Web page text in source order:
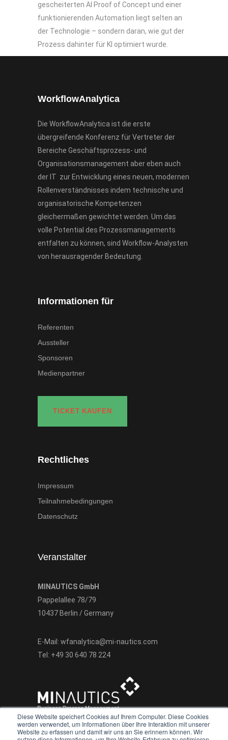
Diese Website speichert Cookies auf Ihrem Computer. Diese Cookies
werden verwendet, um Informationen über Ihre Interaktion mit unserer
Website zu erfassen und damit wir uns an Sie erinnern können. Wir
gescheiterten AI Proof of Concept und einer
funktionierenden Automation liegt selten an
der Technologie – sondern daran, wie gut der
Prozess dahinter für KI optimiert wurde.
WorkflowAnalytica
Die WorkflowAnalytica ist die erste
übergreifende Konferenz für Vertreter der
Bereiche Geschäftsprozess- und
Organisationsmanagement aber eben auch
der IT zur Entwicklung eines neuen, modernen
Rollenverständnisses indem technische und
organisatorische Kompetenzen
gleichermaßen gewichtet werden. Um das
volle Potential des Prozessmanagements
entfalten zu können, sind Workflow-Analysten
von herausragender Bedeutung.
Informationen für
Referenten
Aussteller
Sponsoren
Medienpartner
TICKET KAUFEN
Rechtliches
Impressum
Teilnahmebedingungen
Datenschutz
Veranstalter
MINAUTICS GmbH
Pappelallee 78/79
10437 Berlin / Germany
E-Mail: wfanalytica@mi-nautics.com
Tel: +49 30 640 78 224